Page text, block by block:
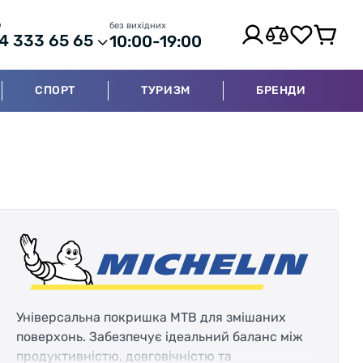
333 65 65
без вихідних
10:00-19:00
СПОРТ ТУРИЗМ БРЕНДИ
Універсальна покришка МТВ для змішаних
поверхонь. Забезпечує ідеальний баланс між
продуктивністю, довговічністю та